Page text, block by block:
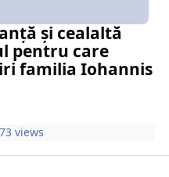
și cealaltă
pentru care
familia Iohannis
73 views